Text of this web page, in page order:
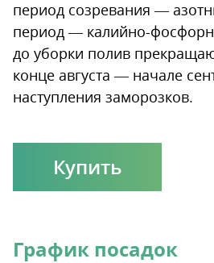
период созревания —
период — калийно-
до уборки полив
конце августа — начале
наступления заморозков.
Купить
График посадок